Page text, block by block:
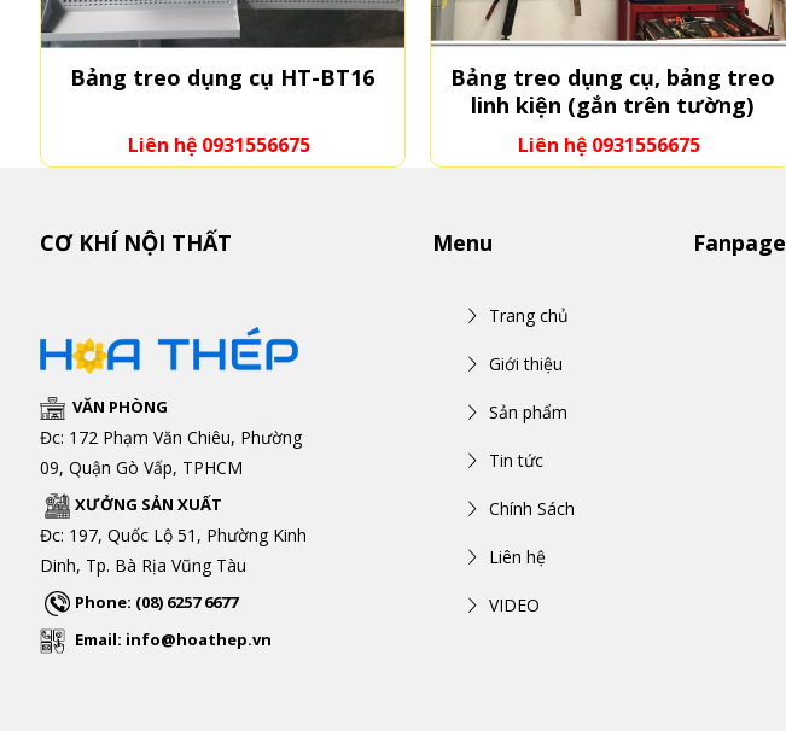
Bảng treo dụng cụ HT-BT16
Liên hệ 0931556675
Bảng treo dụng cụ, bảng treo
linh kiện (gắn trên tường)
Liên hệ 0931556675
CƠ KHÍ NỘI THẤT
VĂN PHÒNG
Đc: 172 Phạm Văn Chiêu, Phường
09, Quận Gò Vấp, TPHCM
XƯỞNG SẢN XUẤT
Đc: 197, Quốc Lộ 51, Phường Kinh
Dinh, Tp. Bà Rịa Vũng Tàu
Phone: (08) 6257 6677
Email: info@hoathep.vn
Menu
Trang chủ
Giới thiệu
Sản phẩm
Tin tức
Chính Sách
Liên hệ
VIDEO
Fanpage